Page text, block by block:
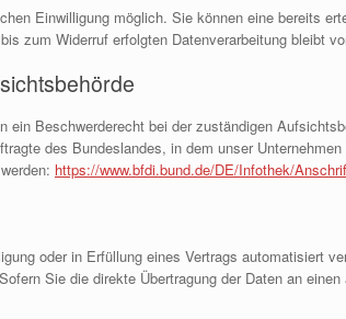
Einwilligung möglich. Sie können eine bereits
zum Widerruf erfolgten Datenverarbeitung bleibt
Beschwerderecht bei der zuständigen
des Bundeslandes, in dem unser
https://www.bfdi.bund.de/DE/Infothek/
oder in Erfüllung eines Vertrags automatisiert
Sie die direkte Übertragung der Daten an